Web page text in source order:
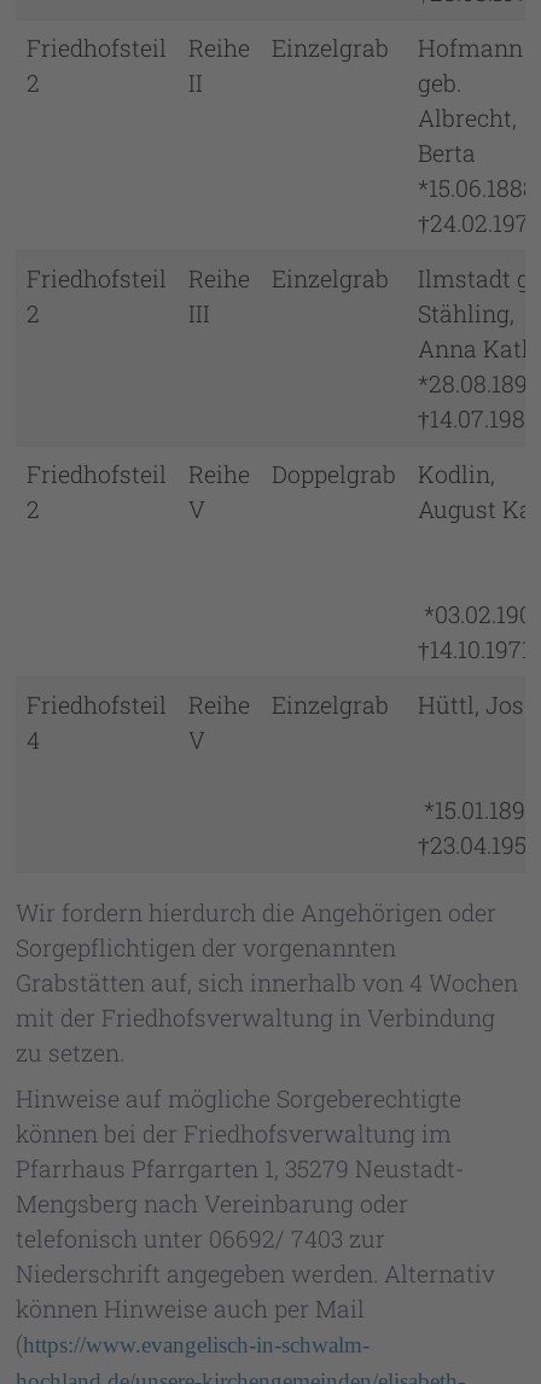
Friedhofsteil
2
Reihe
II
Einzelgrab
Hofmann
geb.
Albrecht,
Berta
†24.02.1979
Friedhofsteil
2
Reihe
III
Einzelgrab
Ilmstadt
Stähling,
Anna
†14.07.1982
Friedhofsteil
2
Reihe
V
Doppelgrab
Kodlin,
August
†14.10.1971
Friedhofsteil
4
Reihe
V
Einzelgrab Hüttl,
†23.04.1951
Wir fordern hierdurch die Angehörigen oder
Sorgepflichtigen der vorgenannten
Grabstätten auf, sich innerhalb von 4 Wochen
mit der Friedhofsverwaltung in Verbindung
zu setzen.
Hinweise auf mögliche Sorgeberechtigte
können bei der Friedhofsverwaltung im
Pfarrhaus Pfarrgarten 1, 35279 Neustadt-
Mengsberg nach Vereinbarung oder
telefonisch unter 06692/ 7403 zur
Niederschrift angegeben werden. Alternativ
können Hinweise auch per Mail
(https://www.evangelisch-in-schwalm-